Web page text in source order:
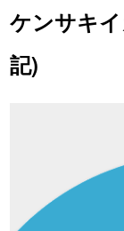
ケンサキ
記)